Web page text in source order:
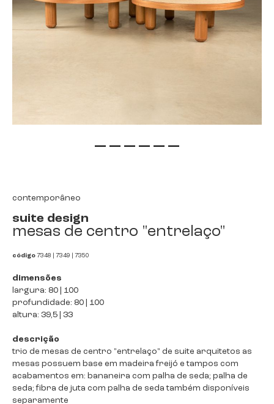
início
galeria
de
contemporâneo
suite design
mesas de centro "entrelaço"
código 7348 | 7349 | 7350
dimensões
largura: 80 | 100
profundidade: 80 | 100
altura: 39,5 | 33
descrição
trio de mesas de centro "entrelaço" de suite arquitetos as
mesas possuem base em madeira freijó e tampos com
acabamentos em: bananeira com palha de seda; palha de
seda; fibra de juta com palha de seda também disponíveis
separamente